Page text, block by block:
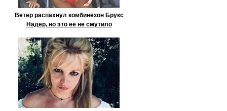
Ветер распахнул комбинезон Брукс
Надер, но это её не смутило